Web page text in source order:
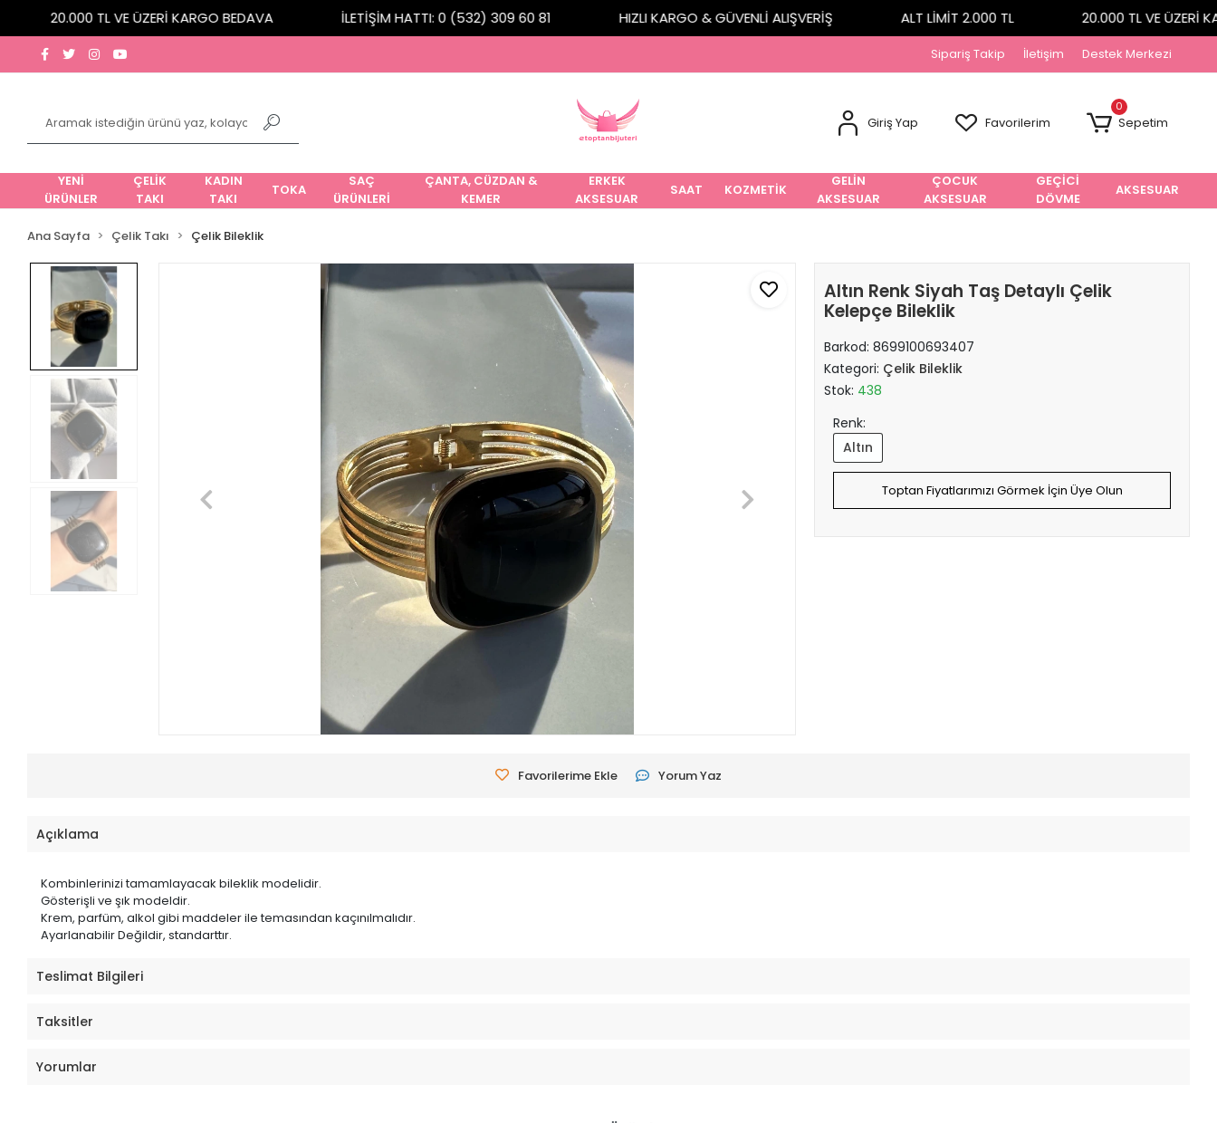
20.000 TL VE ÜZERİ KARGO BEDAVA İLETİŞİM HATTI: 0 (532) 309 60 81 HIZLI KARGO & GÜVENLİ ALIŞVERİŞ ALT LİMİT 2.000 TL 20.000 TL VE ÜZERİ
Sipariş Takip İletişim Destek Merkezi
Giriş Yap Favorilerim
0
Sepetim
YENİ
ÜRÜNLER
ÇELİK
TAKI
KADIN
TAKI
TOKA
SAÇ
ÜRÜNLERİ
ÇANTA, CÜZDAN &
KEMER
ERKEK
AKSESUAR
SAAT KOZMETİK
GELİN
AKSESUAR
ÇOCUK
AKSESUAR
GEÇİCİ
DÖVME
AKSESUAR
Ana Sayfa Çelik Takı Çelik Bileklik
Altın Renk Siyah Taş Detaylı Çelik
Kelepçe Bileklik
Barkod:8699100693407
Kategori: Çelik Bileklik
Stok: 438
Renk:
Altın
Toptan Fiyatlarımızı Görmek İçin Üye Olun
Favorilerime Ekle Yorum Yaz
Açıklama
Kombinlerinizi tamamlayacak bileklik modelidir.
Gösterişli ve şık modeldir.
Krem, parfüm, alkol gibi maddeler ile temasından kaçınılmalıdır.
Ayarlanabilir Değildir, standarttır.
Teslimat Bilgileri
Taksitler
Yorumlar